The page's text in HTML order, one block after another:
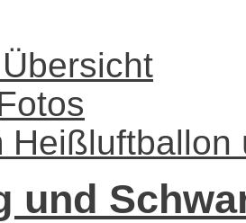
Heißluftballon
und